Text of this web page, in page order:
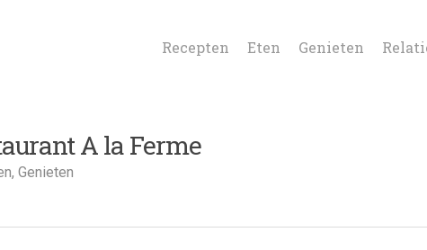
Recepten Eten Genieten
A la Ferme
, Genieten